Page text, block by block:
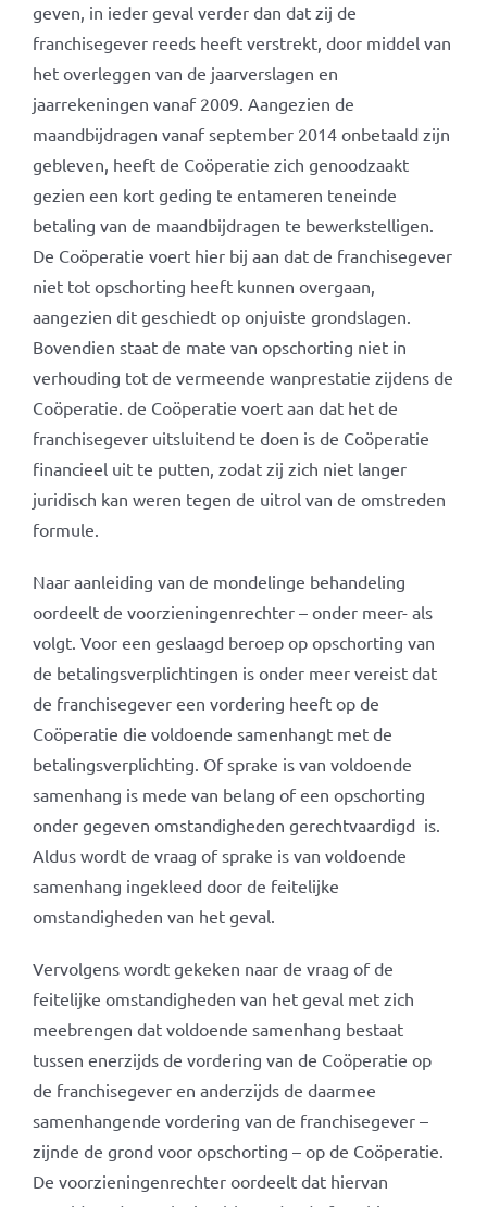
geven, in ieder geval verder dan dat zij de
franchisegever reeds heeft verstrekt, door middel van
het overleggen van de jaarverslagen en
jaarrekeningen vanaf 2009. Aangezien de
maandbijdragen vanaf september 2014 onbetaald zijn
gebleven, heeft de Coöperatie zich genoodzaakt
gezien een kort geding te entameren teneinde
betaling van de maandbijdragen te bewerkstelligen.
De Coöperatie voert hier bij aan dat de franchisegever
niet tot opschorting heeft kunnen overgaan,
aangezien dit geschiedt op onjuiste grondslagen.
Bovendien staat de mate van opschorting niet in
verhouding tot de vermeende wanprestatie zijdens de
Coöperatie. de Coöperatie voert aan dat het de
franchisegever uitsluitend te doen is de Coöperatie
financieel uit te putten, zodat zij zich niet langer
juridisch kan weren tegen de uitrol van de omstreden
formule.
Naar aanleiding van de mondelinge behandeling
oordeelt de voorzieningenrechter – onder meer- als
volgt. Voor een geslaagd beroep op opschorting van
de betalingsverplichtingen is onder meer vereist dat
de franchisegever een vordering heeft op de
Coöperatie die voldoende samenhangt met de
betalingsverplichting. Of sprake is van voldoende
samenhang is mede van belang of een opschorting
onder gegeven omstandigheden gerechtvaardigd is.
Aldus wordt de vraag of sprake is van voldoende
samenhang ingekleed door de feitelijke
omstandigheden van het geval.
Vervolgens wordt gekeken naar de vraag of de
feitelijke omstandigheden van het geval met zich
meebrengen dat voldoende samenhang bestaat
tussen enerzijds de vordering van de Coöperatie op
de franchisegever en anderzijds de daarmee
samenhangende vordering van de franchisegever –
zijnde de grond voor opschorting – op de Coöperatie.
De voorzieningenrechter oordeelt dat hiervan